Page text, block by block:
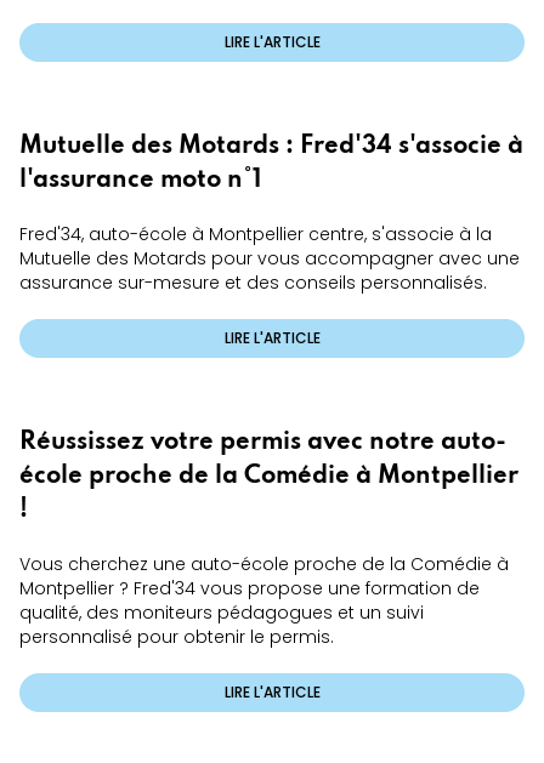
LIRE L'ARTICLE
Mutuelle des Motards : Fred'34 s'associe à
l'assurance moto n°1
Fred'34, auto-école à Montpellier centre, s'associe à la
Mutuelle des Motards pour vous accompagner avec une
assurance sur-mesure et des conseils personnalisés.
LIRE L'ARTICLE
Réussissez votre permis avec notre auto-
école proche de la Comédie à Montpellier
!
Vous cherchez une auto-école proche de la Comédie à
Montpellier ? Fred'34 vous propose une formation de
qualité, des moniteurs pédagogues et un suivi
personnalisé pour obtenir le permis.
LIRE L'ARTICLE